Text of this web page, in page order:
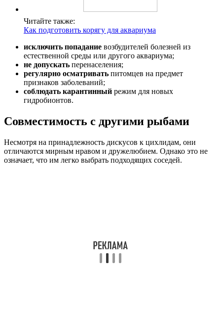
Читайте также:
Как подготовить корягу для аквариума
исключить попадание возбудителей болезней из
естественной среды или другого аквариума;
не допускать перенаселения;
регулярно осматривать питомцев на предмет
признаков заболеваний;
соблюдать карантинный режим для новых
гидробионтов.
Совместимость с другими рыбами
Несмотря на принадлежность дискусов к цихлидам, они
отличаются мирным нравом и дружелюбием. Однако это не
означает, что им легко выбрать подходящих соседей.